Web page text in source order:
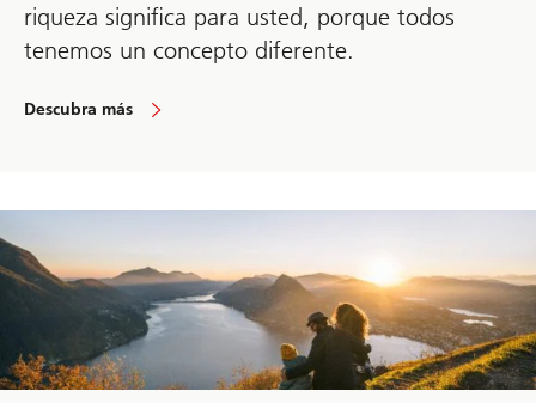
riqueza significa para usted, porque todos
tenemos un concepto diferente.
Sobre
Descubra más